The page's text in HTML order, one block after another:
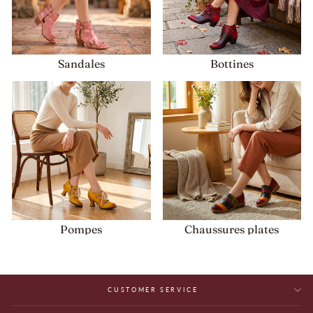
Sandales Bottines
Pompes Chaussures plates
CUSTOMER SERVICE